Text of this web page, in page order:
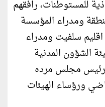
للمستوطنات، رافقهم
ومدراء المؤسسة
سلفيت ومدراء
الشؤون المدنية
مجلس مرده
ورؤساء الهيئات